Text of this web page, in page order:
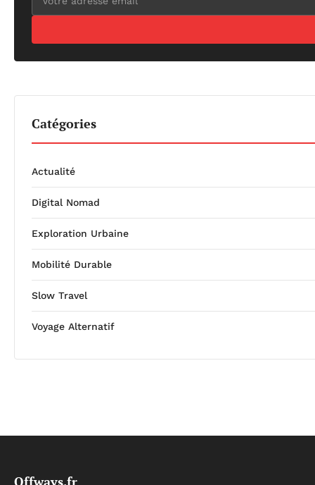
Catégories
Actualité
Digital Nomad
Exploration Urbaine
Mobilité Durable
Slow Travel
Voyage Alternatif